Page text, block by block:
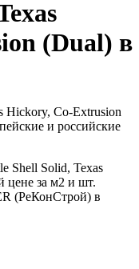
(Dual) в
Hickory, Co-Extrusion
и российские
Shell Solid, Texas
цене за м2 и шт.
(РеКонСтрой) в